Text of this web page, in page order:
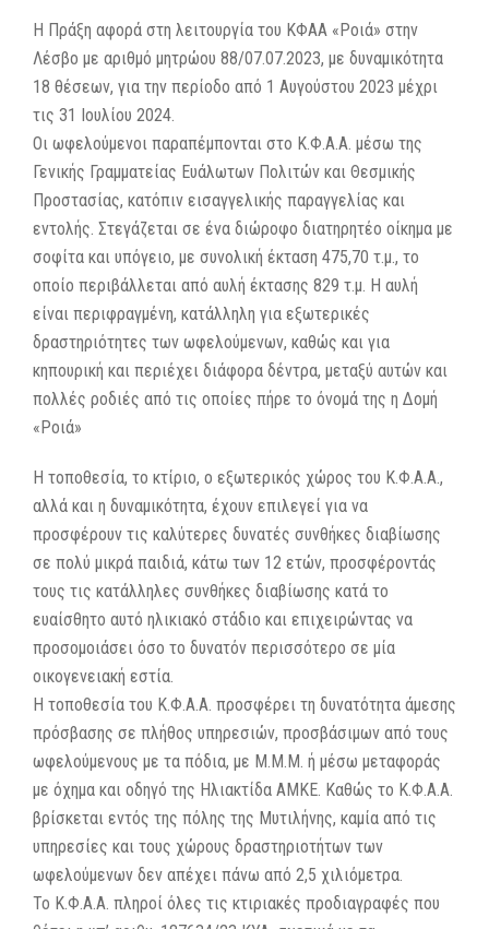
Η Πράξη αφορά στη λειτουργία του ΚΦΑΑ «Ροιά» στην
Λέσβο με αριθμό μητρώου 88/07.07.2023, με δυναμικότητα
18 θέσεων, για την περίοδο από 1 Αυγούστου 2023 μέχρι
τις 31 Ιουλίου 2024.
Οι ωφελούμενοι παραπέμπονται στο Κ.Φ.Α.Α. µέσω της
Γενικής Γραμματείας Ευάλωτων Πολιτών και Θεσμικής
Προστασίας, κατόπιν εισαγγελικής παραγγελίας και
εντολής. Στεγάζεται σε ένα διώροφο διατηρητέο οίκημα με
σοφίτα και υπόγειο, με συνολική έκταση 475,70 τ.μ., το
οποίο περιβάλλεται από αυλή έκτασης 829 τ.μ. Η αυλή
είναι περιφραγμένη, κατάλληλη για εξωτερικές
δραστηριότητες των ωφελούμενων, καθώς και για
κηπουρική και περιέχει διάφορα δέντρα, μεταξύ αυτών και
πολλές ροδιές από τις οποίες πήρε το όνομά της η Δομή
«Ροιά»
Η τοποθεσία, το κτίριο, ο εξωτερικός χώρος του Κ.Φ.Α.Α.,
αλλά και η δυναμικότητα, έχουν επιλεγεί για να
προσφέρουν τις καλύτερες δυνατές συνθήκες διαβίωσης
σε πολύ μικρά παιδιά, κάτω των 12 ετών, προσφέροντάς
τους τις κατάλληλες συνθήκες διαβίωσης κατά το
ευαίσθητο αυτό ηλικιακό στάδιο και επιχειρώντας να
προσομοιάσει όσο το δυνατόν περισσότερο σε μία
οικογενειακή εστία.
Η τοποθεσία του Κ.Φ.Α.Α. προσφέρει τη δυνατότητα άμεσης
πρόσβασης σε πλήθος υπηρεσιών, προσβάσιμων από τους
ωφελούμενους με τα πόδια, με Μ.Μ.Μ. ή μέσω μεταφοράς
με όχημα και οδηγό της Ηλιακτίδα ΑΜΚΕ. Καθώς το Κ.Φ.Α.Α.
βρίσκεται εντός της πόλης της Μυτιλήνης, καμία από τις
υπηρεσίες και τους χώρους δραστηριοτήτων των
ωφελούμενων δεν απέχει πάνω από 2,5 χιλιόμετρα.
Το Κ.Φ.Α.Α. πληροί όλες τις κτιριακές προδιαγραφές που